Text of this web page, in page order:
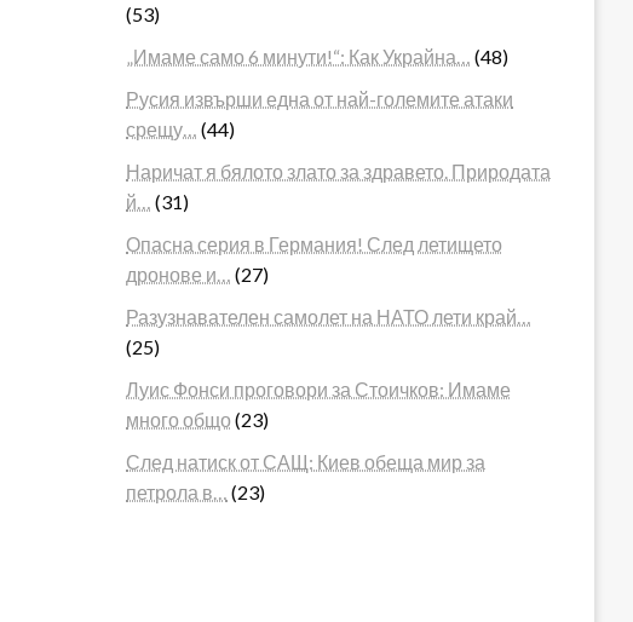
(53)
„Имаме само 6 минути!“: Как Украйна…
(48)
Русия извърши една от най-големите атаки
срещу…
(44)
Наричат я бялото злато за здравето. Природата
й…
(31)
Опасна серия в Германия! След летището
дронове и…
(27)
Разузнавателен самолет на НАТО лети край…
(25)
Луис Фонси проговори за Стоичков: Имаме
много общо (23)
След натиск от САЩ: Киев обеща мир за
петрола в…
(23)